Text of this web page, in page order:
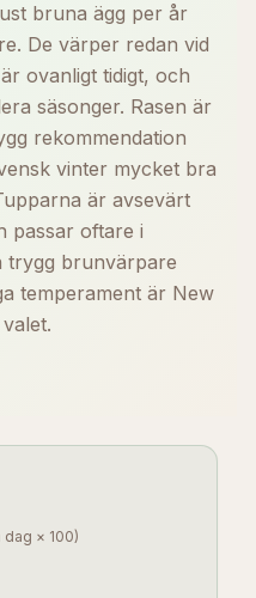
bruna ägg per år
De värper redan vid
ovanligt tidigt, och
säsonger. Rasen är
rekommendation
vinter mycket bra
är avsevärt
passar oftare i
trygg brunvärpare
temperament är New
× 100)